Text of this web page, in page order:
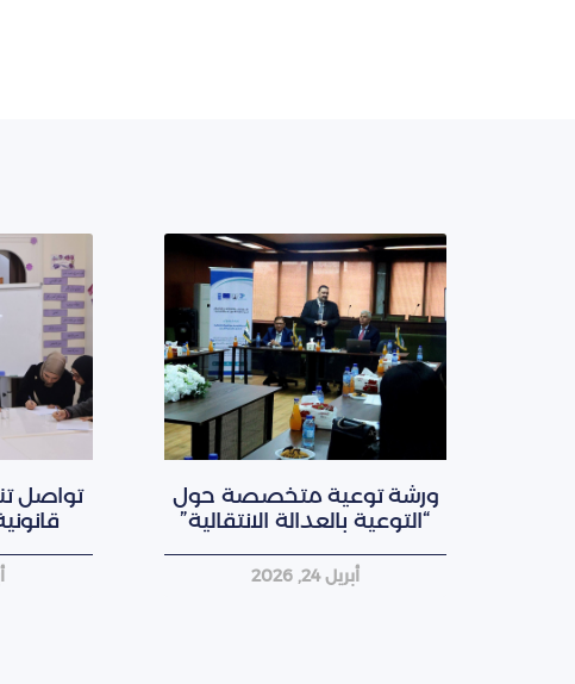
ورشة توعية متخصصة حول
“التوعية بالعدالة الانتقالية”
أبريل 24, 2026
تواصل